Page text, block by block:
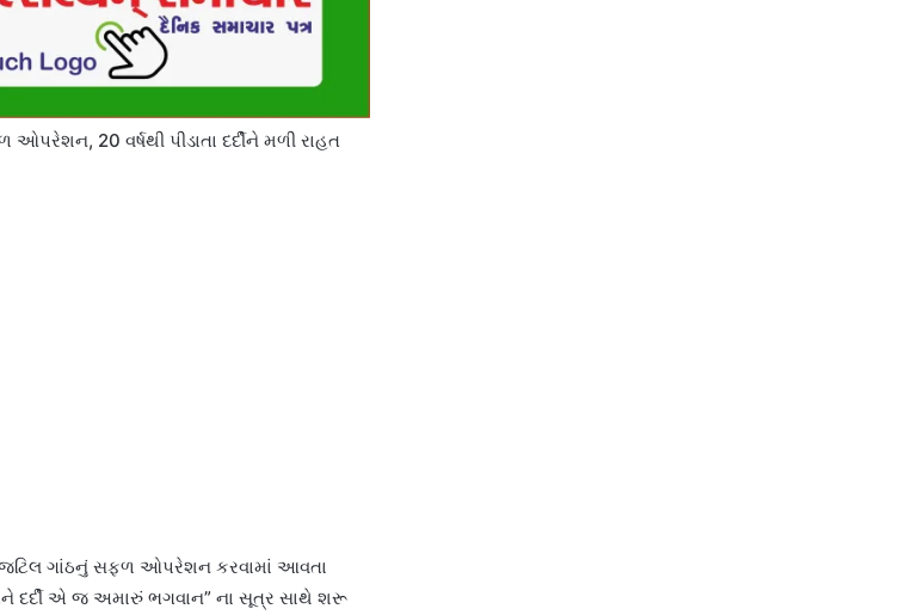
20 વર્ષથી પીડાતા દર્દીને મળી રાહત
જટિલ ગાંઠનું સફળ ઓપરેશન કરવામાં આવતા
અને દર્દી એ જ અમારું ભગવાન” ના સૂત્ર સાથે શરૂ